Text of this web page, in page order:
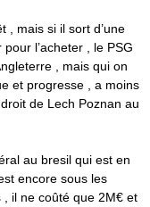
, mais si il sort d’une
l’acheter , le PSG
, mais qui on
et progresse , a moins
de Lech Poznan au
au bresil qui est en
encore sous les
, il ne coûté que 2M€ et